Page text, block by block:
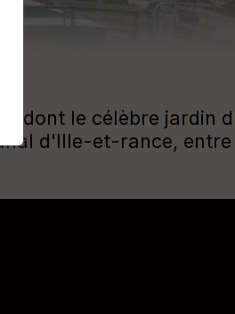
dont le célèbre jardin
d'Ille-et-rance,